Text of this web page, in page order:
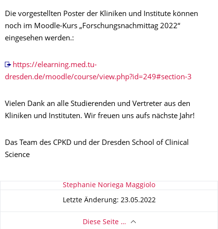
Die vorgestellten Poster der Kliniken und Institute können
noch im Moodle-Kurs „Forschungsnachmittag 2022“
eingesehen werden.:
https://elearning.med.tu-
dresden.de/moodle/course/view.php?id=249#section-3
Vielen Dank an alle Studierenden und Vertreter aus den
Kliniken und Instituten. Wir freuen uns aufs nächste Jahr!
Das Team des CPKD und der Dresden School of Clinical
Science
Zu dieser SeiteStephanie Noriega Maggiolo
Letzte Änderung: 23.05.2022
Diese Seite …